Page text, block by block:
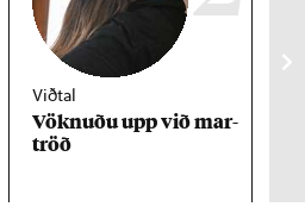
Viðtal
Vökn­uðu upp við mar­
tröð